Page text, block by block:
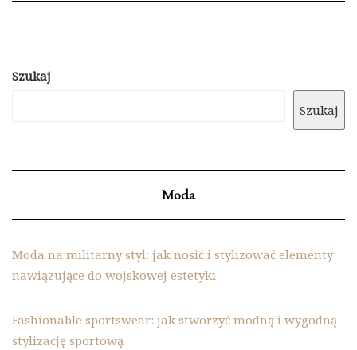
Szukaj
Szukaj
Moda
Moda na militarny styl: jak nosić i stylizować elementy
nawiązujące do wojskowej estetyki
Fashionable sportswear: jak stworzyć modną i wygodną
stylizację sportową